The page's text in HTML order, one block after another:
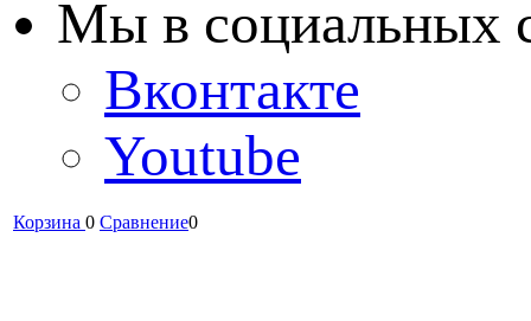
Мы в cоциальных
Вконтакте
Youtube
Корзина 0 Сравнение0